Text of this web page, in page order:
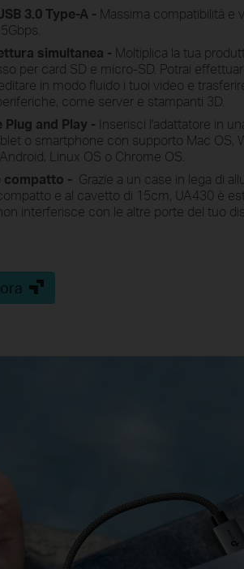
3.0 Type-A - Massima compatibilità e
simultanea - Moltiplica la tua
per card SD e micro-SD. Potrai
in modo fluido i tuoi video e
come server e stampanti 3D.
and Play - Inserisci l'adattatore in
o smartphone con supporto Mac OS,
Linux OS o Chrome OS.
compatto - Grazie a un case in lega di
e al cavetto di 15cm, UA430 è
interferisce con le altre porte del tuo